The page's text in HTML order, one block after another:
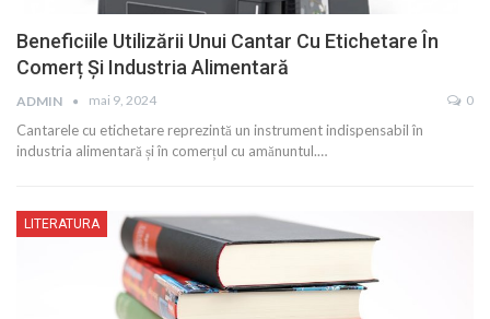
Beneficiile Utilizării Unui Cantar Cu Etichetare În
Comerț Și Industria Alimentară
ADMIN mai 9, 2024 0
Cantarele cu etichetare reprezintă un instrument indispensabil în
industria alimentară și în comerțul cu amănuntul.…
LITERATURA